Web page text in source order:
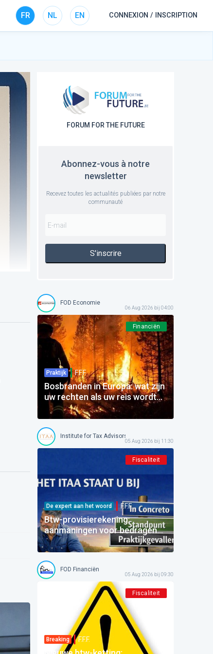
FR NL EN CONNEXION / INSCRIPTION
FORUM FOR THE FUTURE
Abonnez-vous à notre
newsletter
Recevez toutes les actualités publiées par notre
communauté
S'inscrire
FOD Economie
06 Aug 2026 bij 04:00
Financiën
Praktijk F.F.F.
Bosbranden in Europa: wat zijn
uw rechten als uw reis wordt
beïnvloed?
Institute for Tax Advisors and Accountants
05 Aug 2026 bij 11:30
Fiscaliteit
De expert aan het woord F.F.F.
Btw-provisierekening:
aanmaningen voor bedragen
die al betaald zijn
FOD Financiën
05 Aug 2026 bij 09:30
Fiscaliteit
Breaking F.F.F.